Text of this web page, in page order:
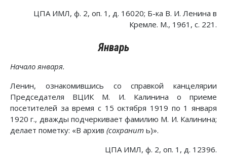
ЦПА ИМЛ, ф. 2, оп. 1, д. 16020; Б-ка В. И. Ленина в
Кремле. М., 1961, с. 221.
Январь
Начало января.
Ленин, ознакомившись со справкой канцелярии
Председателя ВЦИК М. И. Калинина о приеме
посетителей за время с 15 октября 1919 по 1 января
1920 г., дважды подчеркивает фамилию М. И. Калинина;
делает пометку: «В архив (сохранит ь)».
ЦПА ИМЛ, ф. 2, оп. 1, д. 12396.